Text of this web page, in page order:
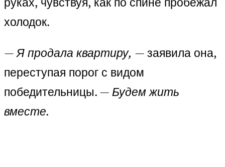
холодок.
—Я продала квартиру, — заявила она,
переступая порог с видом
победительницы. —Будем жить
вместе.